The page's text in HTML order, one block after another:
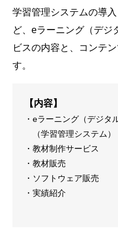
学習管理システムの導
ど、eラーニング（デジ
ビスの内容と、コンテ
す。
【内容】
eラーニング（デジタ
（学習管理システム）
教材制作サービス
教材販売
ソフトウェア販売
実績紹介